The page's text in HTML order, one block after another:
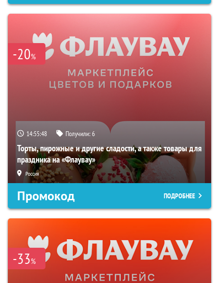
-20%
14:55:47 Получили:6
Торты, пирожные и другие сладости, а также товары для
праздника на «Флаувау»
Россия
Промокод ПОДРОБНЕЕ
-33%